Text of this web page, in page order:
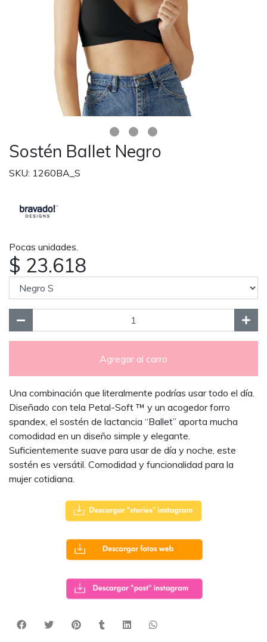
Sostén Ballet Negro
SKU: 1260BA_S
Pocas unidades.
$ 23.618
Agregar al carro
Una combinación que literalmente podrías usar todo el día.
Diseñado con tela Petal-Soft ™ y un acogedor forro
spandex, el sostén de lactancia “Ballet” aporta mucha
comodidad en un diseño simple y elegante.
Suficientemente suave para usar de día y noche, este
sostén es versátil. Comodidad y funcionalidad para la
mujer cotidiana.